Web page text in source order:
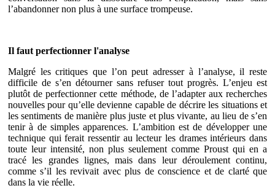
l’abandonner non plus à une surface trompeuse.
Il faut perfectionner l'analyse
Malgré les critiques que l’on peut adresser à l’analyse, il reste
difficile de s’en détourner sans refuser tout progrès. L’enjeu est
plutôt de perfectionner cette méthode, de l’adapter aux recherches
nouvelles pour qu’elle devienne capable de décrire les situations et
les sentiments de manière plus juste et plus vivante, au lieu de s’en
tenir à de simples apparences. L’ambition est de développer une
technique qui ferait ressentir au lecteur les drames intérieurs dans
toute leur intensité, non plus seulement comme Proust qui en a
tracé les grandes lignes, mais dans leur déroulement continu,
comme s’il les revivait avec plus de conscience et de clarté que
dans la vie réelle.